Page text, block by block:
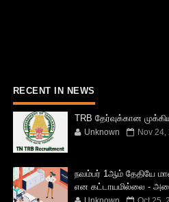
RECENT IN NEWS
TRB தேர்வுக்கான
Unknown Nov 24,
நவம்பர் 1ஆம் தேதியே
என கட்டாயமில்லை -